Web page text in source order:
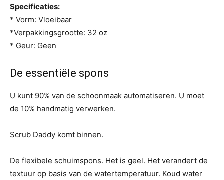
Specificaties:
* Vorm: Vloeibaar
*Verpakkingsgrootte: 32 oz
* Geur: Geen
De essentiële spons
U kunt 90% van de schoonmaak automatiseren. U moet
de 10% handmatig verwerken.
Scrub Daddy komt binnen.
De flexibele schuimspons. Het is geel. Het verandert de
textuur op basis van de watertemperatuur. Koud water